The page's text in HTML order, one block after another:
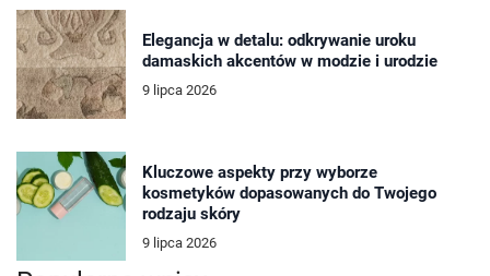
Elegancja w detalu: odkrywanie uroku
damaskich akcentów w modzie i urodzie
9 lipca 2026
Kluczowe aspekty przy wyborze
kosmetyków dopasowanych do Twojego
rodzaju skóry
9 lipca 2026